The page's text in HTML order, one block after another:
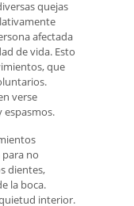
quejas
afectada
de vida. Esto
que
verse
espasmos.
no
dientes,
la boca.
interior.